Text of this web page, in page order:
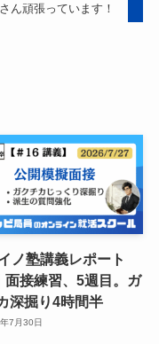
ん頑張っています！
ノ塾講義レポート
面接練習、5週目。ガ
深掘り4時間半
7月30日